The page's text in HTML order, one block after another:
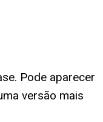
Pode aparecer
versão mais